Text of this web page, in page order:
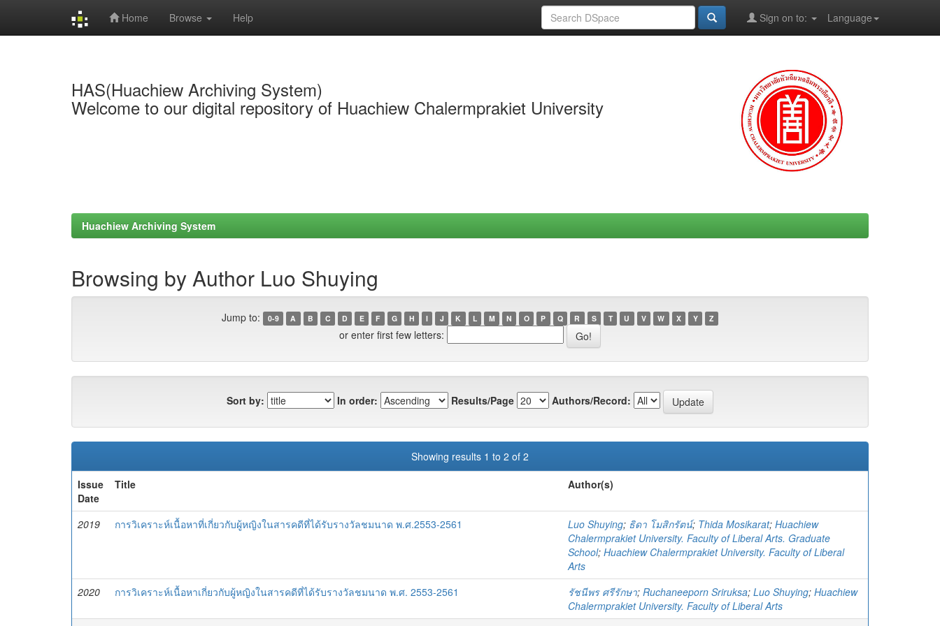
Home Browse Help Language
Sign on to:
HAS(Huachiew Archiving System)
Welcome to our digital repository of Huachiew Chalermprakiet University
Huachiew Archiving System
Browsing by Author Luo Shuying
Jump to: 0-9 A B C D E F G H I J K L M N O P Q R S T U V W X Y Z
or enter first few letters:
Sort by: In order: Results/Page Authors/Record:
Showing results 1 to 2 of 2
Issue
Date
Title Author(s)
2019 การวิเคราะห์เนื้อหาที่เกี่ยวกับผู้หญิงในสารคดีที่ได้รับรางวัลชมนาด พ.ศ.2553-2561 Luo Shuying; ธิดา โมสิกรัตน์; Thida Mosikarat; Huachiew
Chalermprakiet University. Faculty of Liberal Arts. Graduate
School; Huachiew Chalermprakiet University. Faculty of Liberal
Arts
2020
การวิเคราะห์เนื้อหาเกี่ยวกับผู้หญิงในสารคดีที่ได้รับรางวัลชมนาด พ.ศ. 2553-2561 รัชนีพร ศรีรักษา; Ruchaneeporn Sriruksa; Luo Shuying; Huachiew
Chalermprakiet University. Faculty of Liberal Arts